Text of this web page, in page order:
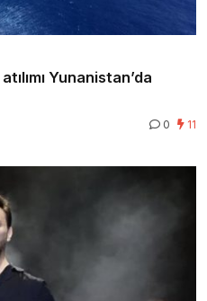
Yunanistan’da
0 11